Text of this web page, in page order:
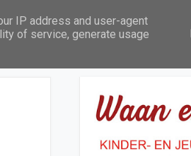
In het zonnetje Over Waan en Wijs
IP address and user-agent
of service, generate usage